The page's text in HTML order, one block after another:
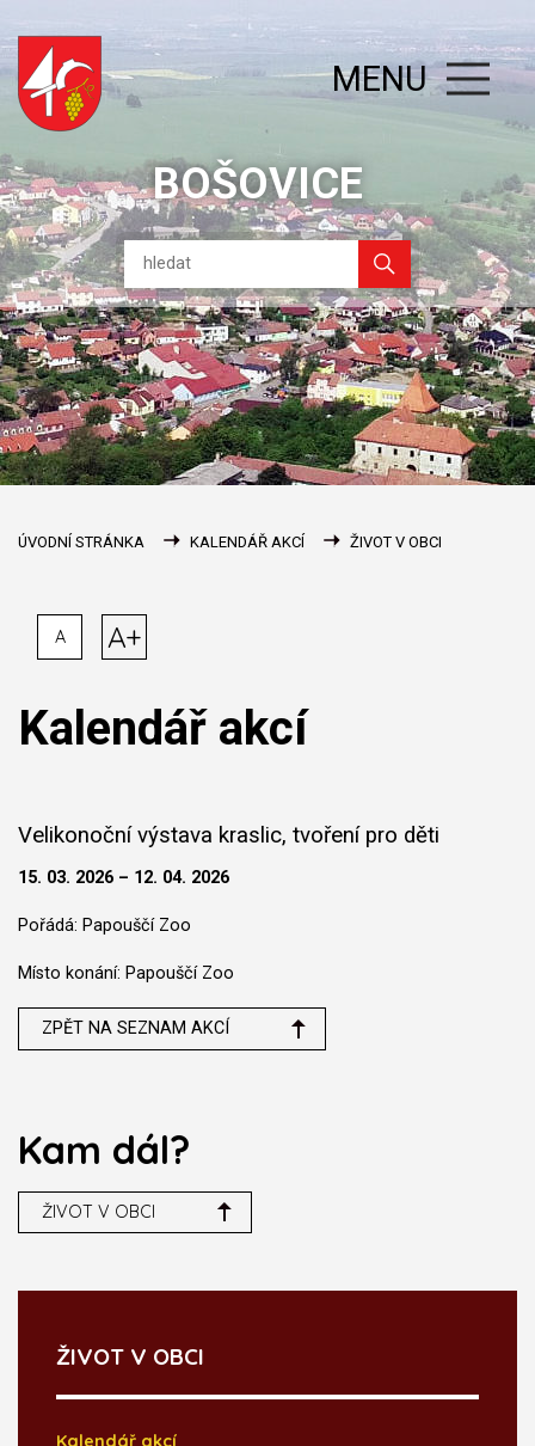
BOŠOVICE
MENU
ÚVODNÍ STRÁNKA KALENDÁŘ AKCÍ ŽIVOT V OBCI
A A+
Kalendář akcí
Velikonoční výstava kraslic, tvoření pro děti
15. 03. 2026 – 12. 04. 2026
Pořádá: Papouščí Zoo
Místo konání: Papouščí Zoo
ZPĚT NA SEZNAM AKCÍ
Kam dál?
ŽIVOT V OBCI
ŽIVOT V OBCI
Kalendář akcí